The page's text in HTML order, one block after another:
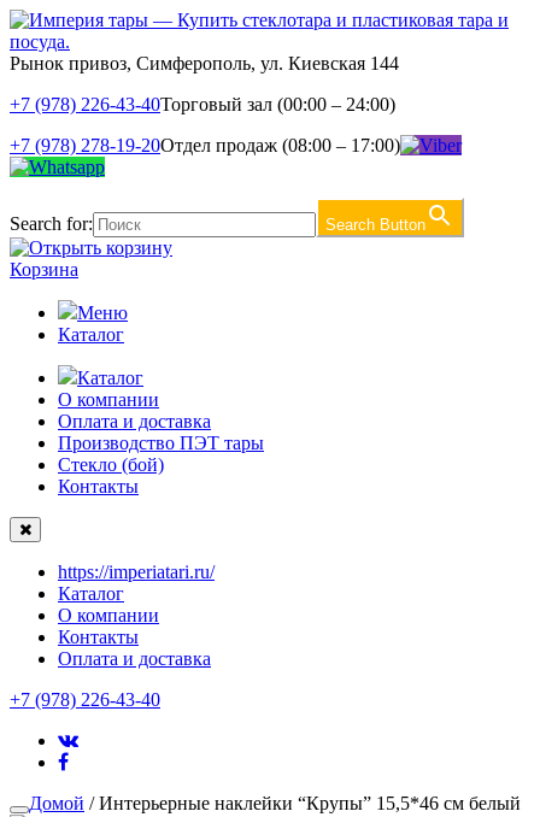
Рынок привоз, Симферополь, ул. Киевская 144
+7 (978) 226-43-40Торговый зал (00:00 – 24:00)
+7 (978) 278-19-20Отдел продаж (08:00 – 17:00)
Search for: Search Button
Корзина
Меню
Каталог
Каталог
О компании
Оплата и доставка
Производство ПЭТ тары
Стекло (бой)
Контакты
https://imperiatari.ru/
Каталог
О компании
Контакты
Оплата и доставка
+7 (978) 226-43-40
Домой / Интерьерные наклейки “Крупы” 15,5*46 см белый